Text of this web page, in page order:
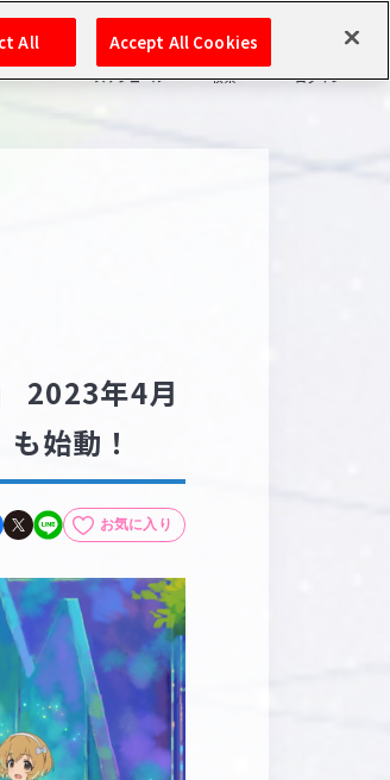
スケジュール 検索 ログイン
入履歴
ン
ジュール メモ
ク設定変更 バンダイナムコID Link設定
2023年4月
始動！
お気に入り
All Accept All Cookies